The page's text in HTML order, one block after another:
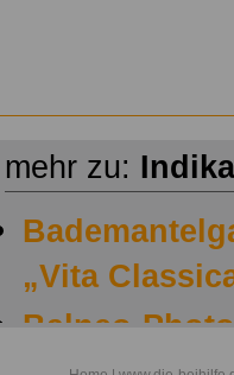
mehr zu:
„Vita
Balneo-